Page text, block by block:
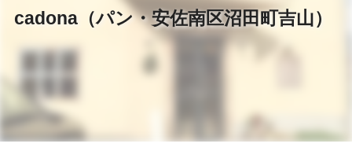
cadona（パン・安佐南区沼田町吉山）